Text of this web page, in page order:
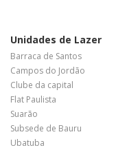
Unidades de Lazer
Barraca de Santos
Campos do Jordão
Clube da capital
Flat Paulista
Suarão
Subsede de Bauru
Ubatuba